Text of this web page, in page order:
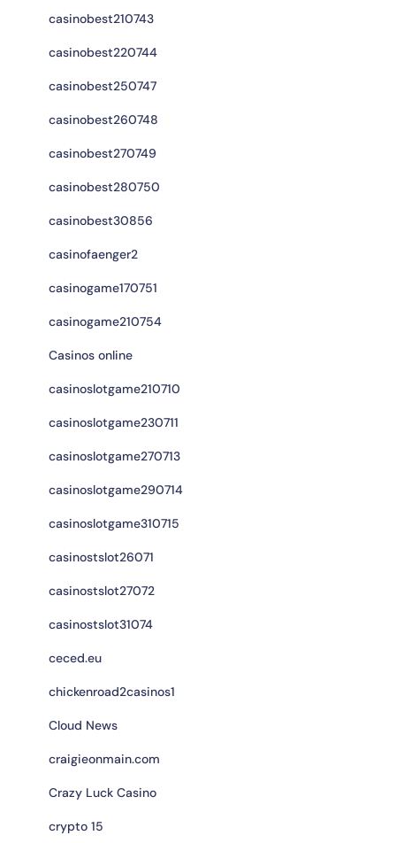
casinobest210743
casinobest220744
casinobest250747
casinobest260748
casinobest270749
casinobest280750
casinobest30856
casinofaenger2
casinogame170751
casinogame210754
Casinos online
casinoslotgame210710
casinoslotgame230711
casinoslotgame270713
casinoslotgame290714
casinoslotgame310715
casinostslot26071
casinostslot27072
casinostslot31074
ceced.eu
chickenroad2casinos1
Cloud News
craigieonmain.com
Crazy Luck Casino
crypto 15